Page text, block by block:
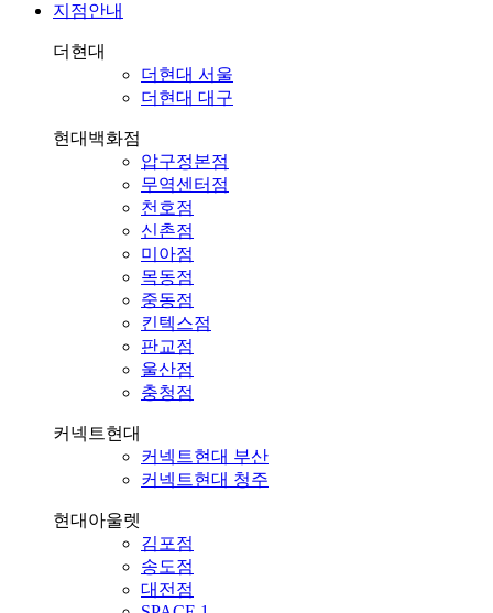
지점안내
더현대
더현대 서울
더현대 대구
현대백화점
압구정본점
무역센터점
천호점
신촌점
미아점
목동점
중동점
킨텍스점
판교점
울산점
충청점
커넥트현대
커넥트현대 부산
커넥트현대 청주
현대아울렛
김포점
송도점
대전점